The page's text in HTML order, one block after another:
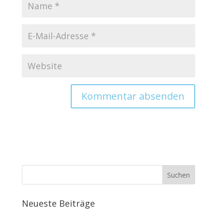
Neueste Beiträge